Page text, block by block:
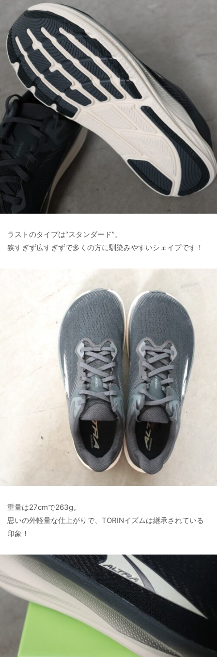
ラストのタイプは“スタンダード”。
狭すぎず広すぎずで多くの方に馴染みやすいシェイプです！
重量は27cmで263g。
思いの外軽量な仕上がりで、TORINイズムは継承されている
印象！